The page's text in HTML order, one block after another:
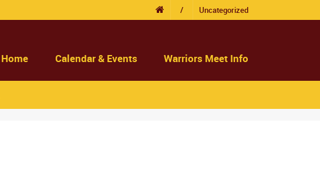
/ Uncategorized
Home Calendar & Events Warriors Meet Info